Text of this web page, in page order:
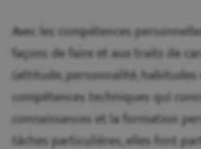
Avec les compétences
façons de faire et aux traits de
(attitude, personnalité,
compétences techniques qui
connaissances et la formation
tâches particulières, elles font